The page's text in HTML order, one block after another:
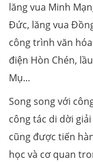
lăng vua Minh
Đức, lăng vua
công trình văn
điện Hòn Chén,
Mụ...
Song song với
công tác di dời
cũng được tiến
học và cơ quan